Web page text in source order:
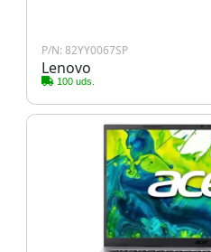
P/N: 82YY0067SP
Lenovo
100 uds.